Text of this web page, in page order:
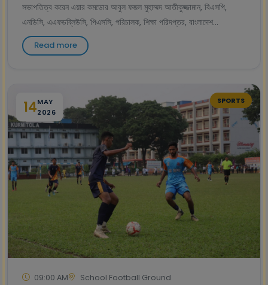
সভাপতিত্ব করেন এয়ার কমডোর আবুল ফজল মুহাম্মদ আতীকুজ্জামান, বিএসপি,
এনডিসি, এএফডব্লিউসি, পিএসসি, পরিচালক, শিক্ষা পরিদপ্তর, বাংলাদেশ...
Read more
14MAY
2026
SPORTS
09:00 AM School Football Ground